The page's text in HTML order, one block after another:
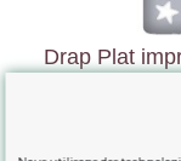
Drap Plat